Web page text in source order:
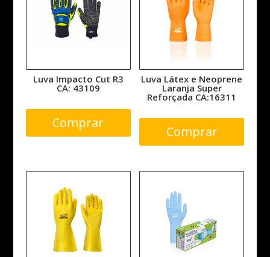
Luva Impacto Cut R3
CA: 43109
Comprar
Luva Látex e Neoprene
Laranja Super
Reforçada CA:16311
Comprar